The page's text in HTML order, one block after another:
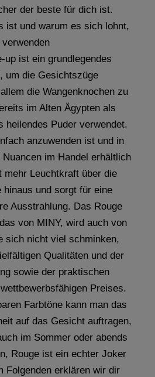
der beste für dich ist.
ist und warum es sich lohnt,
up ist ein grundlegendes
um die Gesichtszüge
die Wangenknochen zu
im Alten Ägypten als
heilendes Puder verwendet.
anzuwenden ist und in
im Handel erhältlich
mehr Leuchtkraft über die
hinaus und sorgt für eine
Ausstrahlung. Das Rouge
von MINY, wird auch von
sich nicht viel schminken,
Qualitäten und der
sowie der praktischen
Preises.
Farbtöne kann man das
auf das Gesicht auftragen,
im Sommer oder abends
Rouge ist ein echter Joker
Folgenden erklären wir dir